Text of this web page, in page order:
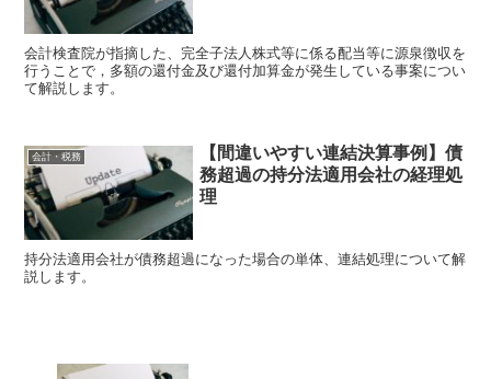
会計検査院が指摘した、完全子法人株式等に係る配当等に源泉徴収を
行うことで，多額の還付金及び還付加算金が発生している事案につい
て解説します。
会計・税務
【間違いやすい連結決算事例】債
務超過の持分法適用会社の経理処
理
持分法適用会社が債務超過になった場合の単体、連結処理について解
説します。